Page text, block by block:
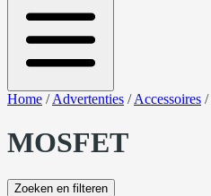
Home /Advertenties /Accessoires /
MOSFET
Zoeken en filteren